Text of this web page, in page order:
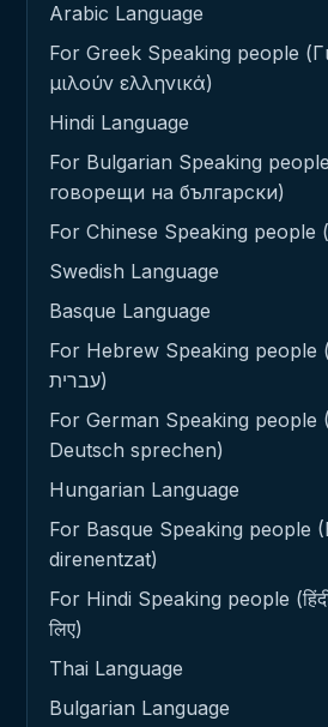
Arabic Language
For Greek Speaking people
μιλούν ελληνικά)
Hindi Language
For Bulgarian Speaking
говорещи на български)
For Chinese Speaking people
Swedish Language
Basque Language
For Hebrew Speaking people (לאנשים שמדברים
עברית)
For German Speaking people
Deutsch sprechen)
Hungarian Language
For Basque Speaking people
direnentzat)
For Hindi Speaking people
लिए)
Thai Language
Bulgarian Language